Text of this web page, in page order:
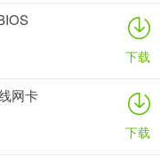
下载
网卡
下载